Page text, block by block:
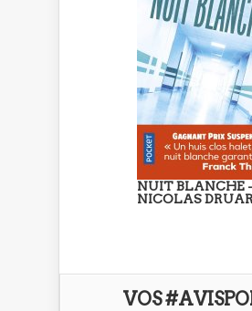
NUIT BLANCHE -
NICOLAS
VOS